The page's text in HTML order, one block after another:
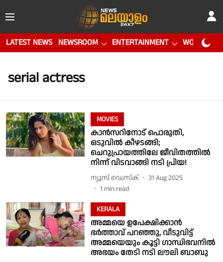
LATEST NEWS NEWSROOM ENTERTAINMENT WORLD CUP
serial actress
MOVIES
കാൻസറിനോട് പൊരുതി,
ഒടുവിൽ കീഴടങ്ങി;
ചെറുപ്രായത്തിലേ ജീവിതത്തിൽ
നിന്ന് വിടവാങ്ങി നടി പ്രിയ!
ന്യൂസ് ഡെസ്ക്
31 Aug 2025
1 min read
KERALA
അമ്മയെ ഉപേക്ഷിക്കാന്‍
ഭര്‍ത്താവ് പറഞ്ഞു, വീടുവിട്ട്
അമ്മയെയും കൂട്ടി ഗാന്ധിഭവനില്‍
അഭയം തേടി നടി ലൗലി ബാബു